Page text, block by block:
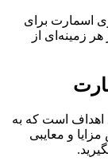
برای
از
است که به
و معایبی